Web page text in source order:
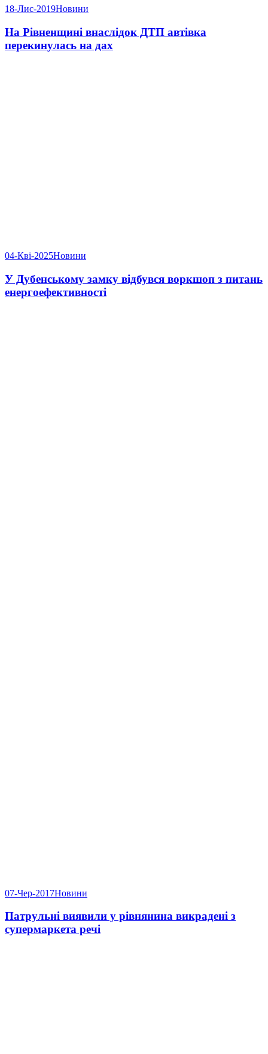
18-Лис-2019Новини
На Рівненщині внаслідок ДТП автівка
перекинулась на дах
04-Кві-2025Новини
У Дубенському замку відбувся воркшоп з питань
енергоефективності
07-Чер-2017Новини
Патрульні виявили у рівнянина викрадені з
супермаркета речі